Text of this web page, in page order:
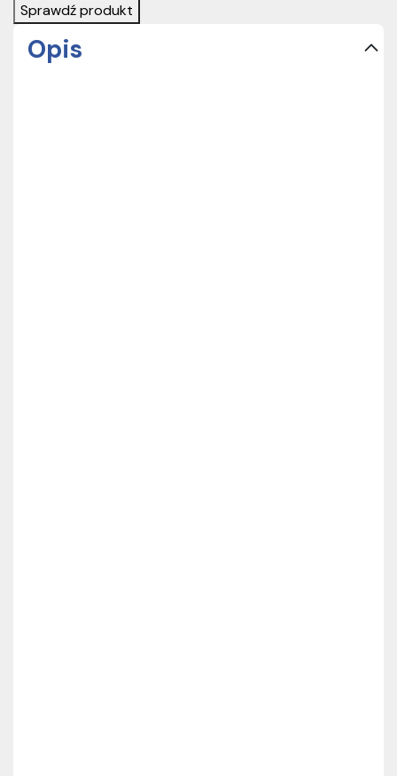
Sprawdź produkt
Opis